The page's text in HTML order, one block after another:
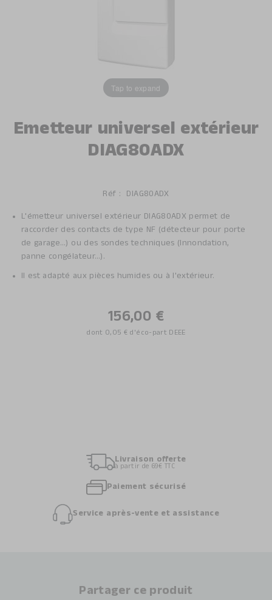
Tap to expand
Emetteur universel extérieur
DIAG80ADX
Réf : DIAG80ADX
L'émetteur universel extérieur DIAG80ADX permet de
raccorder des contacts de type NF (détecteur pour porte
de garage…) ou des sondes techniques (Innondation,
panne congélateur…).
Il est adapté aux pièces humides ou à l'extérieur.
156,00 €
dont 0,05 € d'éco-part DEEE
Livraison offerte
à partir de 69€ TTC
Paiement sécurisé
Service après-vente et assistance
Partager ce produit